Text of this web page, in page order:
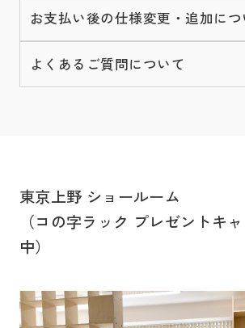
お支払い後の仕様変更・追加につ
よくあるご質問について
東京上野 ショールーム
（コの字ラック プレゼントキ
中）